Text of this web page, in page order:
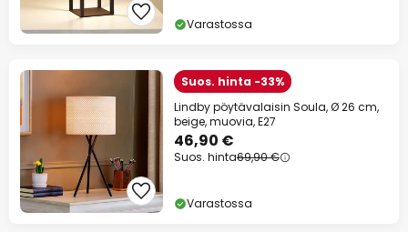
Varastossa
Suos. hinta -33%
Lindby pöytävalaisin Soula, Ø 26 cm,
beige, muovia, E27
46,90 €
Suos. hinta69,90 €
Varastossa